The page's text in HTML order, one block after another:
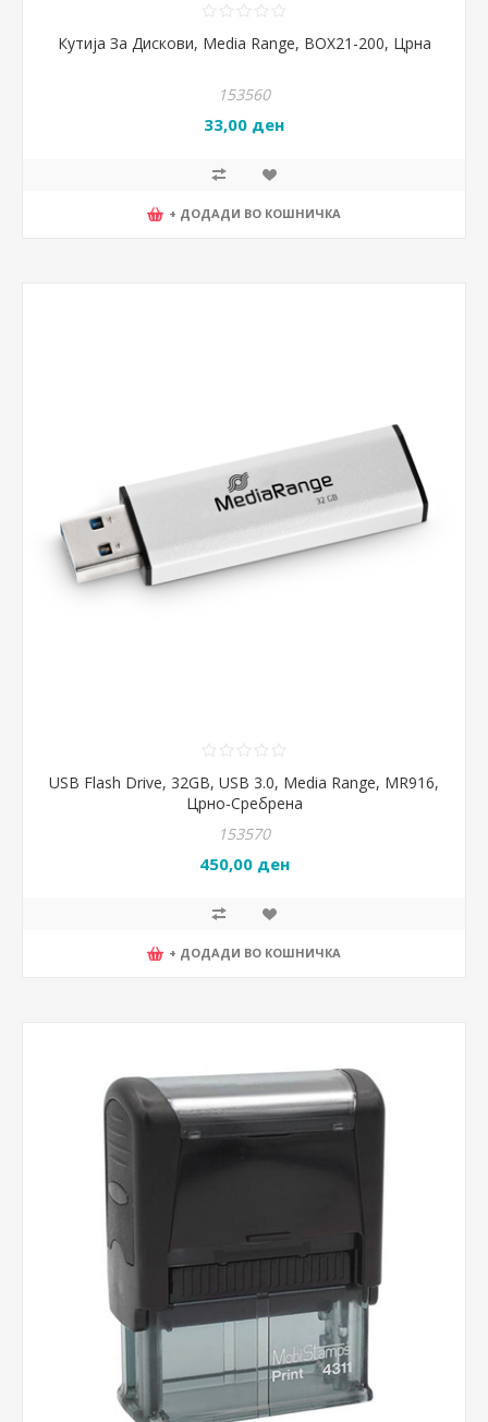
Кутија За Дискови, Media Range, BOX21-200, Црна
153560
33,00 ден
+ ДОДАДИ ВО КОШНИЧКА
USB Flash Drive, 32GB, USB 3.0, Media Range, MR916,
Црно-Сребрена
153570
450,00 ден
+ ДОДАДИ ВО КОШНИЧКА